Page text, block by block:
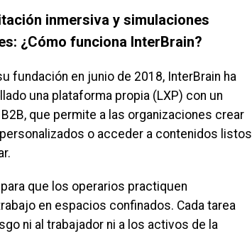
inmersiva y simulaciones
¿Cómo funciona InterBrain?
fundación en junio de 2018, InterBrain ha
una plataforma propia (LXP) con un
que permite a las organizaciones crear
o acceder a contenidos listos
que los operarios practiquen
en espacios confinados. Cada tarea
ni al trabajador ni a los activos de la